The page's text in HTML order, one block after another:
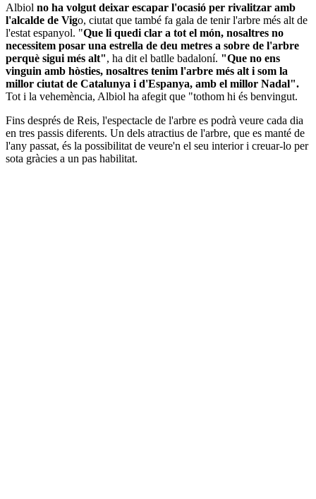
Albiol no ha volgut deixar escapar l'ocasió per rivalitzar amb
l'alcalde de Vigo, ciutat que també fa gala de tenir l'arbre més alt de
l'estat espanyol. "Que li quedi clar a tot el món, nosaltres no
necessitem posar una estrella de deu metres a sobre de l'arbre
perquè sigui més alt", ha dit el batlle badaloní. "Que no ens
vinguin amb hòsties, nosaltres tenim l'arbre més alt i som la
millor ciutat de Catalunya i d'Espanya, amb el millor Nadal".
Tot i la vehemència, Albiol ha afegit que "tothom hi és benvingut.
Fins després de Reis, l'espectacle de l'arbre es podrà veure cada dia
en tres passis diferents. Un dels atractius de l'arbre, que es manté de
l'any passat, és la possibilitat de veure'n el seu interior i creuar-lo per
sota gràcies a un pas habilitat.